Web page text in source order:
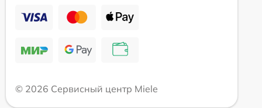
© 2026 Сервисный центр Miele